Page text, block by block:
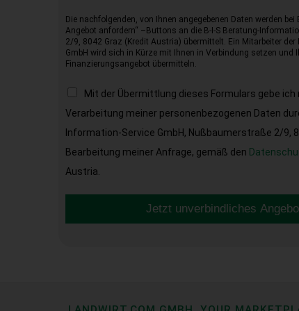
Die nachfolgenden, von Ihnen angegebenen Daten werden
Angebot anfordern“ –Buttons an die B-I-S Beratung-
2/9, 8042 Graz (Kredit Austria) übermittelt. Ein Mitarbeiter der
GmbH wird sich in Kürze mit Ihnen in Verbindung setzen und
Finanzierungsangebot übermitteln.
Mit der Übermittlung dieses Formulars gebe
Verarbeitung meiner personenbezogenen Daten
Information-Service GmbH, Nußbaumerstraße 2/9,
Bearbeitung meiner Anfrage, gemäß den
Austria.
Jetzt unverbindliches